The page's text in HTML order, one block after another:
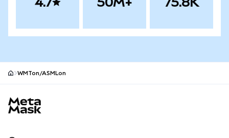
WMTon/ASMLon